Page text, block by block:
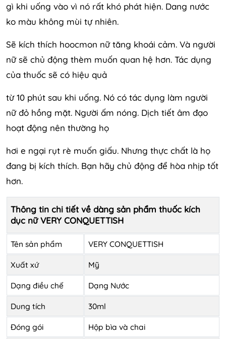
gì khi uống vào vì nó rất khó phát hiện. Dang nước
ko màu không mùi tự nhiên.
Sẽ kích thích hoocmon nữ tăng khoái cảm. Và người
nữ sẽ chủ động thèm muốn quan hệ hơn. Tác dụng
của thuốc sẽ có hiệu quả
từ 10 phút sau khi uống. Nó có tác dụng làm người
nữ đỏ hồng mặt. Người ấm nóng. Dịch tiết âm đạo
hoạt động nên thường họ
hơi e ngại rụt rè muốn giấu. Nhưng thực chất là họ
đang bị kích thích. Bạn hãy chủ động để hòa nhịp tốt
hơn.
Thông tin chi tiết về dàng sản phẩm thuốc kích
dục nữVERY CONQUETTISH
Tên sản phẩm VERY CONQUETTISH
Xuất xứ Mỹ
Dạng điều chế Dạng Nước
Dung tích 30ml
Đóng gói Hộp bìa và chai